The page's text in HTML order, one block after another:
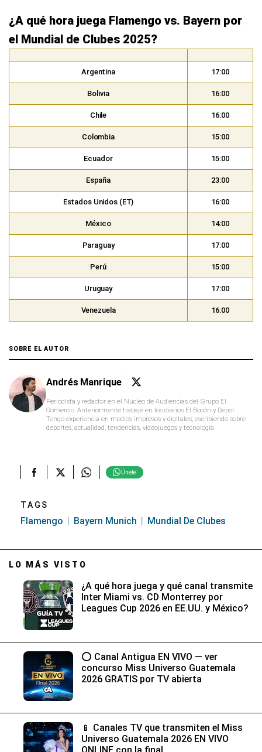
¿A qué hora juega Flamengo vs. Bayern por
el Mundial de Clubes 2025?
Argentina 17:00
Bolivia 16:00
Chile 16:00
Colombia 15:00
Ecuador 15:00
España 23:00
Estados Unidos (ET) 16:00
México 14:00
Paraguay 17:00
Perú 15:00
Uruguay 17:00
Venezuela 16:00
SOBRE EL AUTOR
Andrés Manrique
Periodista y redactor en el Núcleo de Audiencias del Grupo El
Comercio. Anteriormente trabajé en los diarios El Bocón y Depor.
Tengo experiencia en medios impresos y digitales, escribiendo sobre
deportes, actualidad, tendencias, videojuegos y tecnología.
Únete
TAGS
Flamengo Bayern Munich Mundial De Clubes
LO MÁS VISTO
¿A qué hora juega y qué canal transmite
Inter Miami vs. CD Monterrey por
Leagues Cup 2026 en EE.UU. y México?
⭕ Canal Antigua EN VIVO — ver
concurso Miss Universo Guatemala
2026 GRATIS por TV abierta
📱 Canales TV que transmiten el Miss
Universo Guatemala 2026 EN VIVO